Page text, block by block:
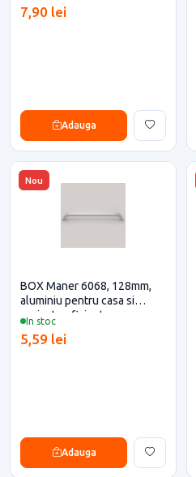
7,90 lei
Adauga
Nou
In stoc
BOX Maner 6068, 128mm,
aluminiu pentru casa si
proiecte eficiente
5,59 lei
Adauga